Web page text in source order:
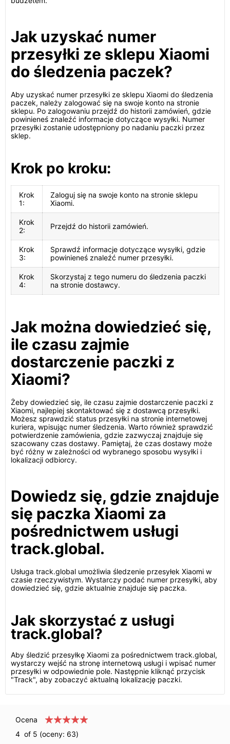
Jak uzyskać numer
przesyłki ze sklepu Xiaomi
do śledzenia paczek?
Aby uzyskać numer przesyłki ze sklepu Xiaomi do śledzenia
paczek, należy zalogować się na swoje konto na stronie
sklepu. Po zalogowaniu przejdź do historii zamówień, gdzie
powinieneś znaleźć informacje dotyczące wysyłki. Numer
przesyłki zostanie udostępniony po nadaniu paczki przez
sklep.
Krok po kroku:
Krok
1:
Zaloguj się na swoje konto na stronie sklepu
Xiaomi.
Krok
2:
Przejdź do historii zamówień.
Krok
3:
Sprawdź informacje dotyczące wysyłki, gdzie
powinieneś znaleźć numer przesyłki.
Krok
4:
Skorzystaj z tego numeru do śledzenia paczki
na stronie dostawcy.
Jak można dowiedzieć się,
ile czasu zajmie
dostarczenie paczki z
Xiaomi?
Żeby dowiedzieć się, ile czasu zajmie dostarczenie paczki z
Xiaomi, najlepiej skontaktować się z dostawcą przesyłki.
Możesz sprawdzić status przesyłki na stronie internetowej
kuriera, wpisując numer śledzenia. Warto również sprawdzić
potwierdzenie zamówienia, gdzie zazwyczaj znajduje się
szacowany czas dostawy. Pamiętaj, że czas dostawy może
być różny w zależności od wybranego sposobu wysyłki i
lokalizacji odbiorcy.
Dowiedz się, gdzie znajduje
się paczka Xiaomi za
pośrednictwem usługi
track.global.
Usługa track.global umożliwia śledzenie przesyłek Xiaomi w
czasie rzeczywistym. Wystarczy podać numer przesyłki, aby
dowiedzieć się, gdzie aktualnie znajduje się paczka.
Jak skorzystać z usługi
track.global?
Aby śledzić przesyłkę Xiaomi za pośrednictwem track.global,
wystarczy wejść na stronę internetową usługi i wpisać numer
przesyłki w odpowiednie pole. Następnie kliknąć przycisk
"Track", aby zobaczyć aktualną lokalizację paczki.
Ocena
4 of 5 (oceny: 63)